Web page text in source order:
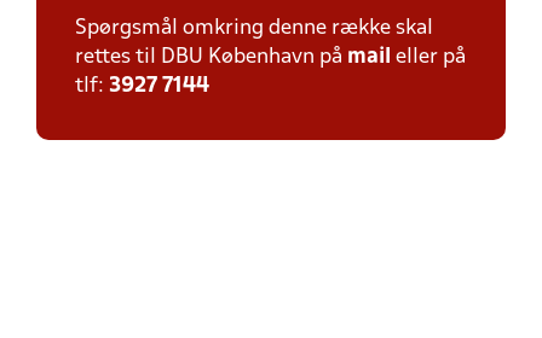
Spørgsmål omkring denne række skal
rettes til DBU København på mail eller på
tlf: 3927 7144